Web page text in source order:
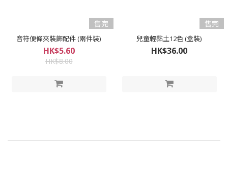
售完
音符便條夾裝飾配件 (兩件裝)
HK$5.60
HK$8.00
售完
兒童輕黏土12色 (盒裝)
HK$36.00